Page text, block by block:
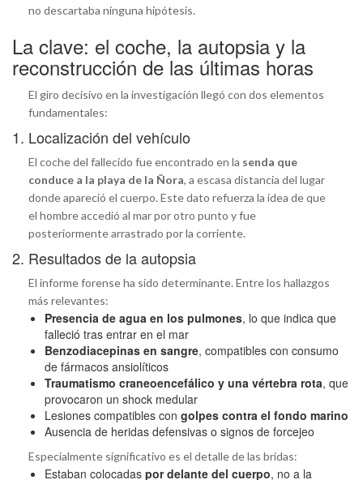
no descartaba ninguna hipótesis.
La clave: el coche, la autopsia y la
reconstrucción de las últimas horas
El giro decisivo en la investigación llegó con dos elementos
fundamentales:
1. Localización del vehículo
El coche del fallecido fue encontrado en la senda que
conduce a la playa de la Ñora, a escasa distancia del lugar
donde apareció el cuerpo. Este dato refuerza la idea de que
el hombre accedió al mar por otro punto y fue
posteriormente arrastrado por la corriente.
2. Resultados de la autopsia
El informe forense ha sido determinante. Entre los hallazgos
más relevantes:
Presencia de agua en los pulmones, lo que indica que
falleció tras entrar en el mar
Benzodiacepinas en sangre, compatibles con consumo
de fármacos ansiolíticos
Traumatismo craneoencefálico y una vértebra rota, que
provocaron un shock medular
Lesiones compatibles con golpes contra el fondo marino
Ausencia de heridas defensivas o signos de forcejeo
Especialmente significativo es el detalle de las bridas:
Estaban colocadas por delante del cuerpo, no a la